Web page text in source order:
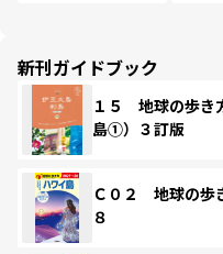
新刊ガイドブック
１５ 地球の歩
島①）３訂版
Ｃ０２ 地球の歩
８